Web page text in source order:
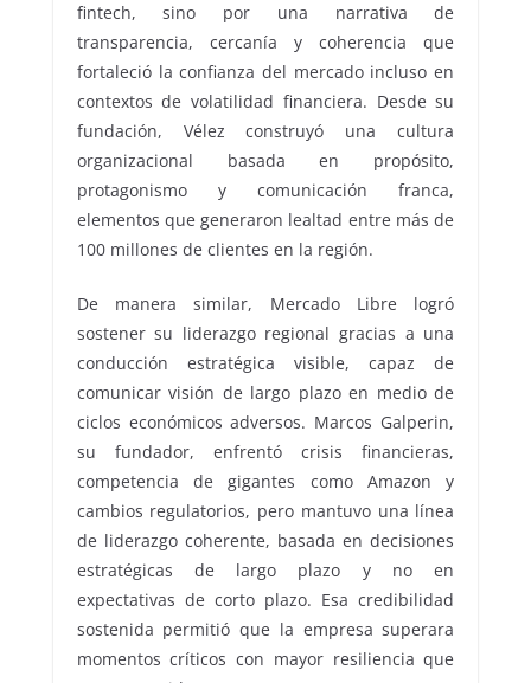
fintech, sino por una narrativa de
transparencia, cercanía y coherencia que
fortaleció la confianza del mercado incluso en
contextos de volatilidad financiera. Desde su
fundación, Vélez construyó una cultura
organizacional basada en propósito,
protagonismo y comunicación franca,
elementos que generaron lealtad entre más de
100 millones de clientes en la región.
De manera similar, Mercado Libre logró
sostener su liderazgo regional gracias a una
conducción estratégica visible, capaz de
comunicar visión de largo plazo en medio de
ciclos económicos adversos. Marcos Galperin,
su fundador, enfrentó crisis financieras,
competencia de gigantes como Amazon y
cambios regulatorios, pero mantuvo una línea
de liderazgo coherente, basada en decisiones
estratégicas de largo plazo y no en
expectativas de corto plazo. Esa credibilidad
sostenida permitió que la empresa superara
momentos críticos con mayor resiliencia que